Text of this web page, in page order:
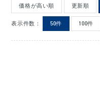
価格が高い順 更新順
表示件数： 50件 100件